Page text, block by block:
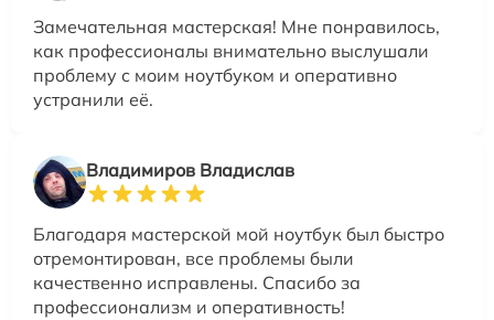
Замечательная мастерская! Мне понравилось,
как профессионалы внимательно выслушали
проблему с моим ноутбуком и оперативно
устранили её.
Владимиров Владислав
Благодаря мастерской мой ноутбук был быстро
отремонтирован, все проблемы были
качественно исправлены. Спасибо за
профессионализм и оперативность!